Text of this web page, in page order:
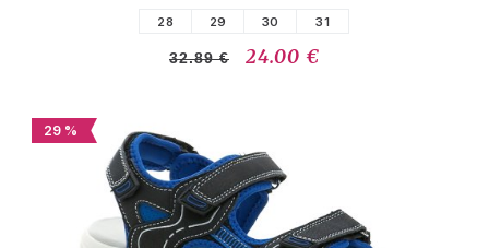
28 29 30 31
32.89 € 24.00 €
29 %